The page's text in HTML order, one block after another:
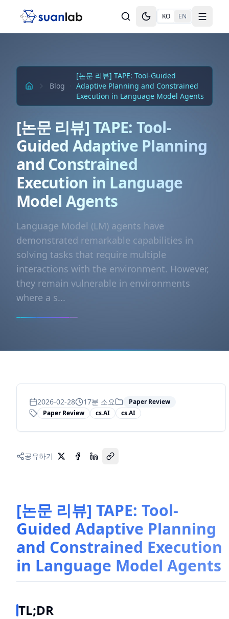
Toggle theme
KO EN Toggle
Blog
[논문 리뷰] TAPE: Tool-Guided
Adaptive Planning and Constrained
Execution in Language Model Agents
[논문 리뷰] TAPE: Tool-
Guided Adaptive Planning
and Constrained
Execution in Language
Model Agents
Language Model (LM) agents have
demonstrated remarkable capabilities in
solving tasks that require multiple
interactions with the environment. However,
they remain vulnerable in environments
where a s...
2026-02-28 17분 소요
Paper Review
Paper Review
cs.AI cs.AI
공유하기
[논문 리뷰] TAPE: Tool-
Guided Adaptive Planning
and Constrained Execution
in Language Model Agents
TL;DR